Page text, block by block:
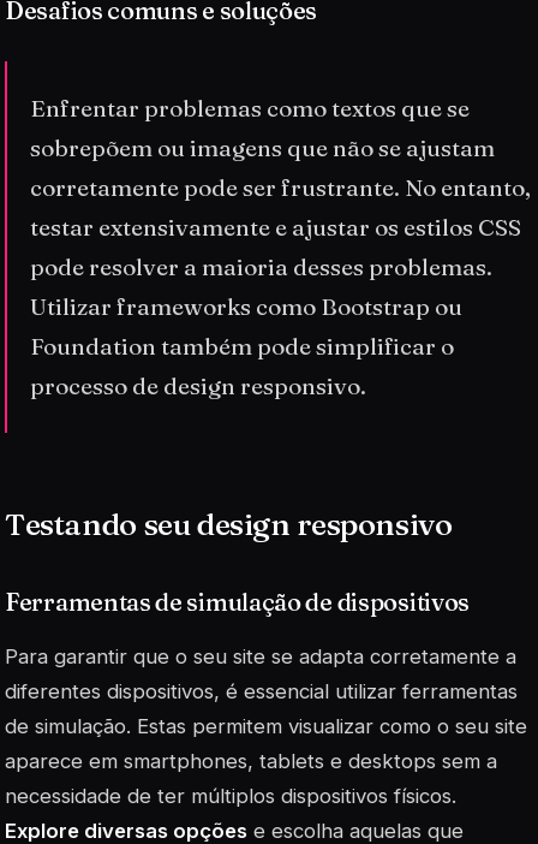
Desafios comuns e soluções
Enfrentar problemas como textos que se
sobrepõem ou imagens que não se ajustam
corretamente pode ser frustrante. No entanto,
testar extensivamente e ajustar os estilos CSS
pode resolver a maioria desses problemas.
Utilizar frameworks como Bootstrap ou
Foundation também pode simplificar o
processo de design responsivo.
Testando seu design responsivo
Ferramentas de simulação de dispositivos
Para garantir que o seu site se adapta corretamente a
diferentes dispositivos, é essencial utilizar ferramentas
de simulação. Estas permitem visualizar como o seu site
aparece em smartphones, tablets e desktops sem a
necessidade de ter múltiplos dispositivos físicos.
Explore diversas opções e escolha aquelas que